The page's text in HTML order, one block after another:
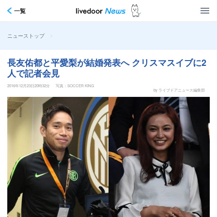
一覧
ニューストップ >
長友佑都と平愛梨が結婚発表へ クリスマスイブに2
人で記者会見
2016年12月23日20時32分
写真：SOCCER KING
by ライブドアニュース編集部